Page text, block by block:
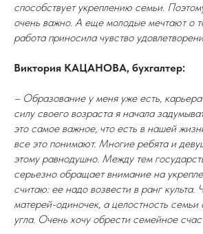
способствует укреплению семьи.
очень важно. А еще молодые мечтают о
работа приносила чувство
Виктория КАЦАНОВА, бухгалтер:
– Образование у меня уже есть,
силу своего возраста я начала
это самое важное, что есть в нашей
все это понимают. Многие ребята и
этому равнодушно. Между тем
серьезно обращает внимание на
считаю: ее надо возвести в ранг
матерей-одиночек, а целостность семьи
угла. Очень хочу обрести семейное